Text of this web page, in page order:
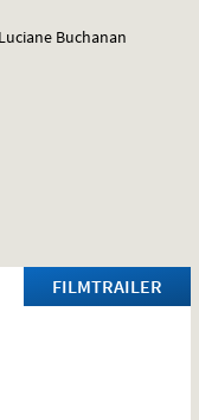
Buchanan
FILMTRAILER